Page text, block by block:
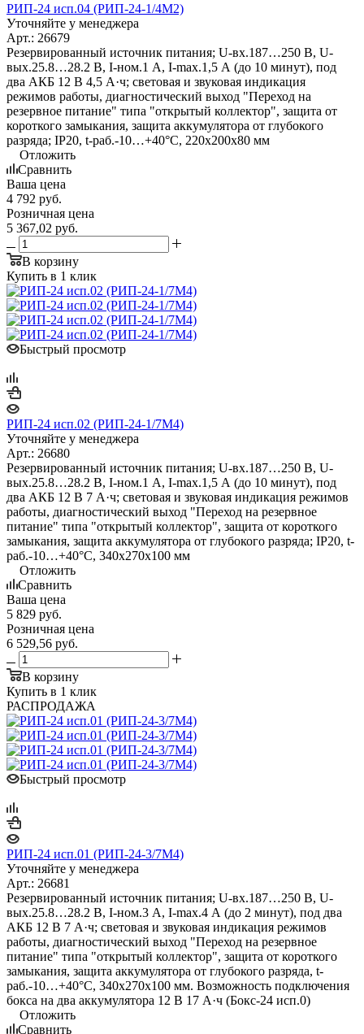
РИП-24 исп.04 (РИП-24-1/4М2)
Уточняйте у менеджера
Арт.: 26679
Резервированный источник питания; U-вх.187…250 В, U-
вых.25.8…28.2 В, I-ном.1 А, I-max.1,5 А (до 10 минут), под
два АКБ 12 В 4,5 А·ч; световая и звуковая индикация
режимов работы, диагностический выход "Переход на
резервное питание" типа "открытый коллектор", защита от
короткого замыкания, защита аккумулятора от глубокого
разряда; IP20, t-раб.-10…+40°С, 220х200х80 мм
Отложить
Сравнить
Ваша цена
4 792 руб.
Розничная цена
5 367,02 руб.
В корзину
Купить в 1 клик
Быстрый просмотр
РИП-24 исп.02 (РИП-24-1/7М4)
Уточняйте у менеджера
Арт.: 26680
Резервированный источник питания; U-вх.187…250 В, U-
вых.25.8…28.2 В, I-ном.1 А, I-max.1,5 А (до 10 минут), под
два АКБ 12 В 7 А·ч; световая и звуковая индикация режимов
работы, диагностический выход "Переход на резервное
питание" типа "открытый коллектор", защита от короткого
замыкания, защита аккумулятора от глубокого разряда; IP20, t-
раб.-10…+40°С, 340х270х100 мм
Отложить
Сравнить
Ваша цена
5 829 руб.
Розничная цена
6 529,56 руб.
В корзину
Купить в 1 клик
РАСПРОДАЖА
Быстрый просмотр
РИП-24 исп.01 (РИП-24-3/7М4)
Уточняйте у менеджера
Арт.: 26681
Резервированный источник питания; U-вх.187…250 В, U-
вых.25.8…28.2 В, I-ном.3 А, I-max.4 А (до 2 минут), под два
АКБ 12 В 7 А·ч; световая и звуковая индикация режимов
работы, диагностический выход "Переход на резервное
питание" типа "открытый коллектор", защита от короткого
замыкания, защита аккумулятора от глубокого разряда, t-
раб.-10…+40°C, 340х270х100 мм. Возможность подключения
бокса на два аккумулятора 12 В 17 А·ч (Бокс-24 исп.0)
Отложить
Сравнить